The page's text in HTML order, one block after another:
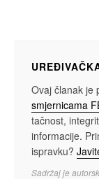
Ovaj članak je
smjernicama
tačnost,
informacije.
ispravku?
Sadržaj je